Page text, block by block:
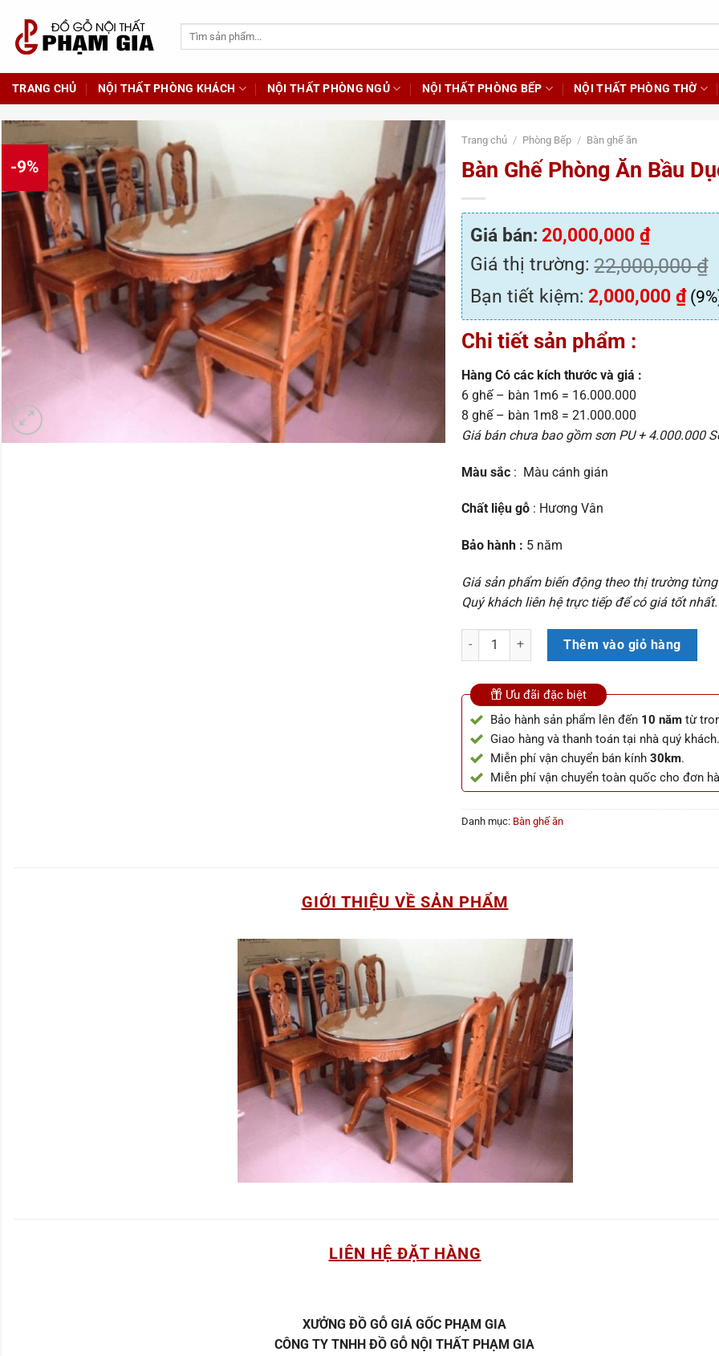
nội
dung
TRANG CHỦ NỘI THẤT PHÒNG KHÁCH NỘI THẤT PHÒNG NGỦ NỘI THẤT PHÒNG BẾP NỘI THẤT PHÒNG THỜ
-9%
Trang chủ / Phòng Bếp / Bàn ghế ăn
Bàn Ghế Phòng Ăn Bầu
Giá bán: 20,000,000₫
Giá thị trường: 22,000,000₫
Bạn tiết kiệm: 2,000,000₫
Chi tiết sản phẩm :
Hàng Có các kích thước và giá :
6 ghế – bàn 1m6 = 16.000.000
8 ghế – bàn 1m8 = 21.000.000
Giá bán chưa bao gồm sơn PU + 4.000.000
Màu sắc : Màu cánh gián
Chất liệu gỗ : Hương Vân
Bảo hành : 5 năm
Giá sản phẩm biến động theo thị trường
Quý khách liên hệ trực tiếp để có giá tốt nhất.
Bàn Ghế Phòng Ăn Bầu Dục số lượng
Thêm vào giỏ hàng
Ưu đãi đặc biệt
Bảo hành sản phẩm lên đến 10 năm từ
Giao hàng và thanh toán tại nhà quý
Miễn phí vận chuyển bán kính30km.
Miễn phí vận chuyển toàn quốc cho đơn
Danh mục: Bàn ghế ăn
GIỚI THIỆU VỀ SẢN PHẨM
LIÊN HỆ ĐẶT HÀNG
XƯỞNG ĐỒ GỖ GIÁ GỐC PHẠM GIA
CÔNG TY TNHH ĐỒ GỖ NỘI THẤT PHẠM GIA